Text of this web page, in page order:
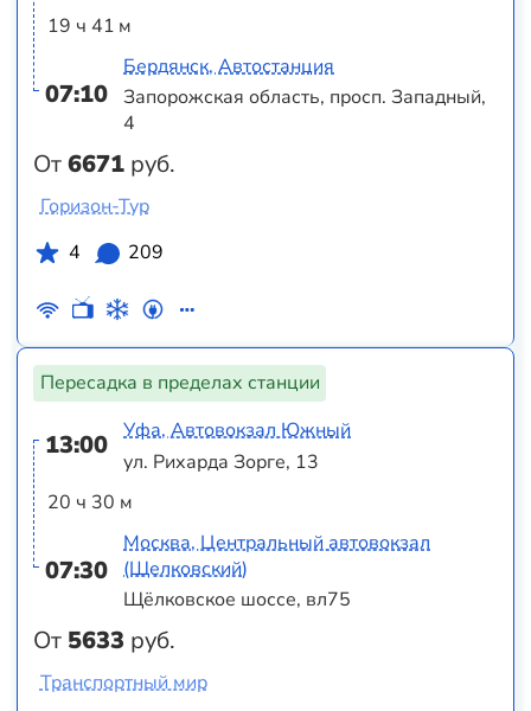
19 ч 41 м
07:10
От6671 руб.
Бердянск, Автостанция
Запорожская область, просп. Западный,
4
Горизон-Тур
4
209
Пересадка в пределах станции
13:00
20 ч 30 м
07:30
От 5633 руб.
Уфа, Автовокзал Южный
ул. Рихарда Зорге, 13
Москва, Центральный автовокзал
(Щелковский)
Щёлковское шоссе, вл75
Транспортный мир